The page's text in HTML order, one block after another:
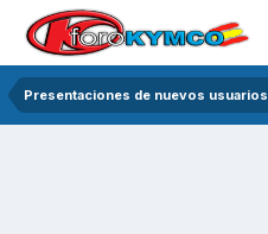
Presentaciones de nuevos usuarios